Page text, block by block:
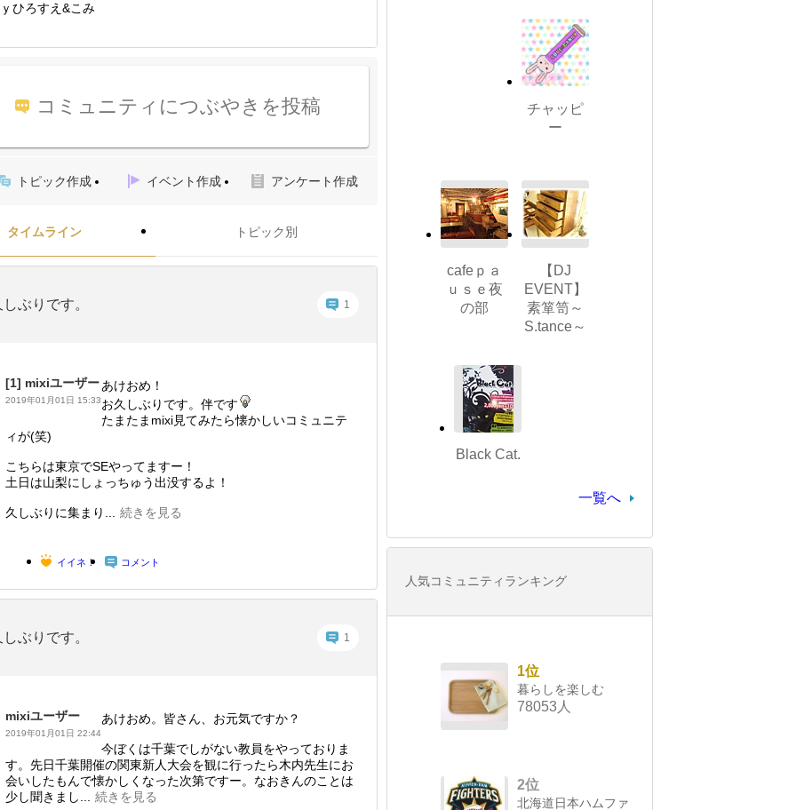
ひろすえ&こみ
コミュニティにつぶやきを投稿
トピック作成 イベント作成 アンケート作成
タイムライン トピック別
ぶりです。 1
[1] mixiユーザー
2019年01月01日 15:33
あけおめ！
お久しぶりです。伴です
たまたまmixi見てみたら懐かしいコミュニテ
ィが(笑)
こちらは東京でSEやってますー！
土日は山梨にしょっちゅう出没するよ！
久しぶりに集まり... 続きを見る
イイネ！ コメント
ぶりです。 1
mixiユーザー
2019年01月01日 22:44
あけおめ。皆さん、お元気ですか？
今ぼくは千葉でしがない教員をやっておりま
す。先日千葉開催の関東新人大会を観に行ったら木内先生にお
会いしたもんで懐かしくなった次第ですー。なおきんのことは
少し聞きまし...
続きを見る
チャッピ
ー
cafeｐａ
ｕｓｅ夜
の部
【DJ
EVENT】
素箪笥～
S.tance～
Black Cat.
一覧へ
人気コミュニティランキング
1位
暮らしを楽しむ
78053人
2位
北海道日本ハムファ